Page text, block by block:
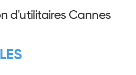
d'utilitaires Cannes